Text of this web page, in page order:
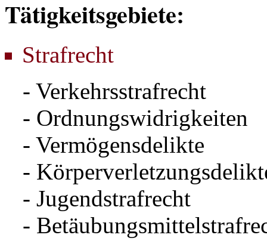
Tätigkeitsgebiete:
Strafrecht
- Verkehrsstrafrecht
- Ordnungswidrigkeiten
- Vermögensdelikte
-
- Jugendstrafrecht
-